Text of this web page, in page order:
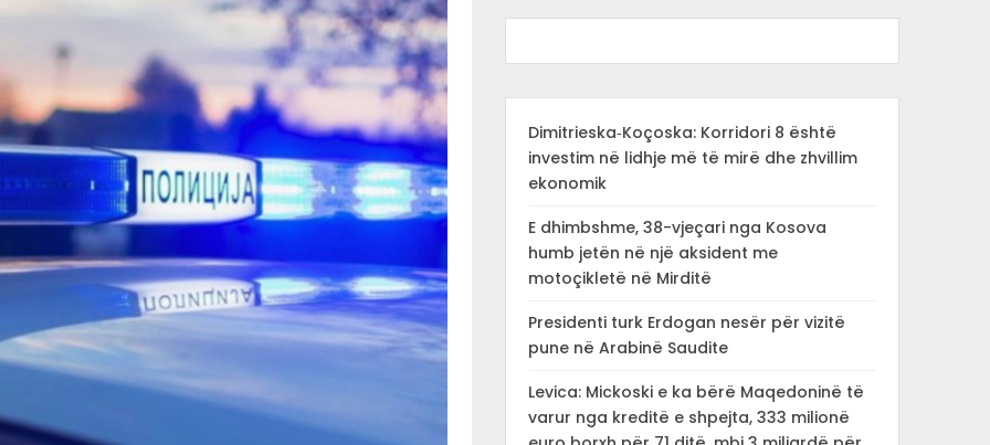
Dimitrieska‑Koçoska: Korridori 8 është
investim në lidhje më të mirë dhe zhvillim
ekonomik
E dhimbshme, 38-vjeçari nga Kosova
humb jetën në një aksident me
motoçikletë në Mirditë
Presidenti turk Erdogan nesër për vizitë
pune në Arabinë Saudite
Levica: Mickoski e ka bërë Maqedoninë të
varur nga kreditë e shpejta, 333 milionë